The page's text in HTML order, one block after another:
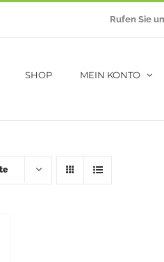
Rufen Sie
SHOP MEIN KONTO